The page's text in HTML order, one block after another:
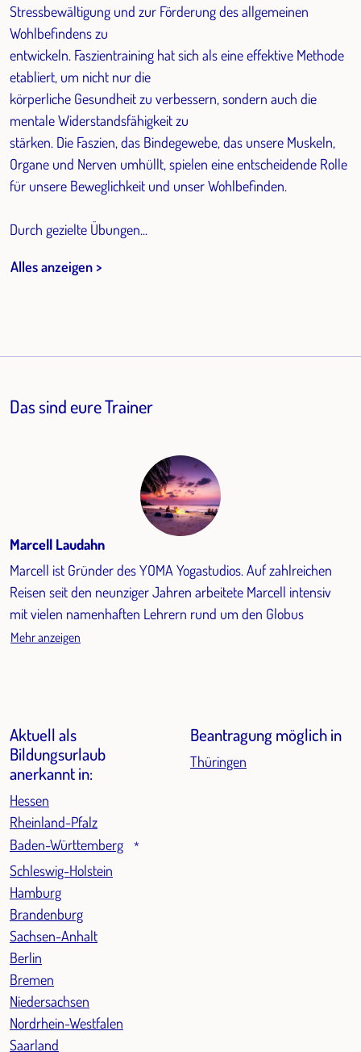
Stressbewältigung und zur Förderung des allgemeinen
Wohlbefindens zu
entwickeln. Faszientraining hat sich als eine effektive Methode
etabliert, um nicht nur die
körperliche Gesundheit zu verbessern, sondern auch die
mentale Widerstandsfähigkeit zu
stärken. Die Faszien, das Bindegewebe, das unsere Muskeln,
Organe und Nerven umhüllt, spielen eine entscheidende Rolle
für unsere Beweglichkeit und unser Wohlbefinden.
Durch gezielte Übungen...
Alles anzeigen >
Das sind eure Trainer
Marcell Laudahn
Marcell ist Gründer des YOMA Yogastudios. Auf zahlreichen
Reisen seit den neunziger Jahren arbeitete Marcell intensiv
mit vielen namenhaften Lehrern rund um den Globus
Mehr anzeigen
Aktuell als
Bildungsurlaub
anerkannt in:
Hessen
Rheinland-Pfalz
Baden-Württemberg
*
Schleswig-Holstein
Hamburg
Brandenburg
Sachsen-Anhalt
Berlin
Bremen
Niedersachsen
Nordrhein-Westfalen
Saarland
Beantragung möglich in
Thüringen